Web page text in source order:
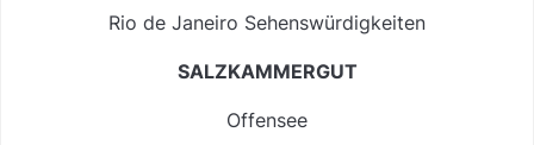
Rio de Janeiro Sehenswürdigkeiten
SALZKAMMERGUT
Offensee